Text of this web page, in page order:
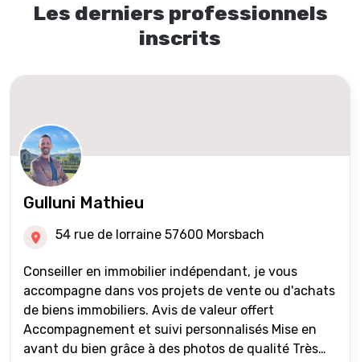
Les derniers professionnels
inscrits
Gulluni Mathieu
54 rue de lorraine 57600 Morsbach
Conseiller en immobilier indépendant, je vous
accompagne dans vos projets de vente ou d'achats
de biens immobiliers. Avis de valeur offert
Accompagnement et suivi personnalisés Mise en
avant du bien grâce à des photos de qualité Très